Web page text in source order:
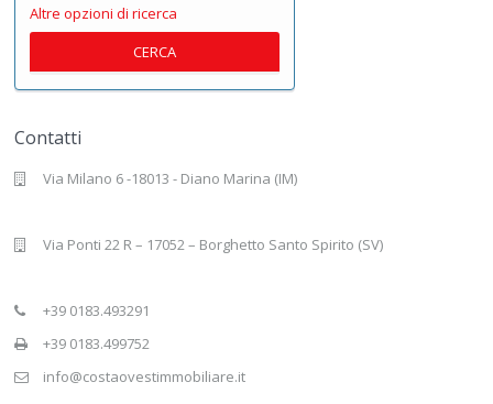
Altre opzioni di ricerca
CERCA
Contatti
Via Milano 6 -18013 - Diano Marina (IM)
Via Ponti 22 R – 17052 – Borghetto Santo Spirito (SV)
+39 0183.493291
+39 0183.499752
info@costaovestimmobiliare.it